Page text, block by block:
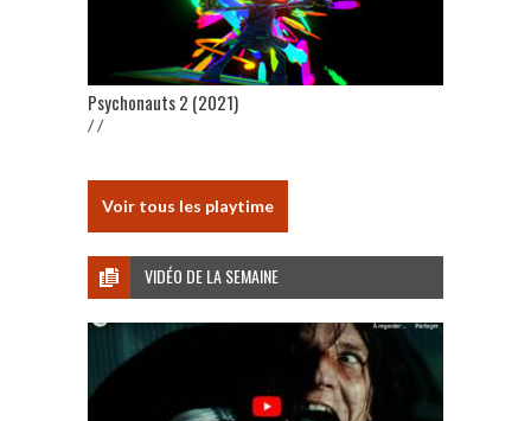
Psychonauts 2 (2021)
/ /
Voir tous les playtime
VIDÉO DE LA SEMAINE